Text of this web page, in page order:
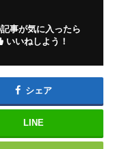
事が気に入ったら
いいねしよう！
シェア
LINE